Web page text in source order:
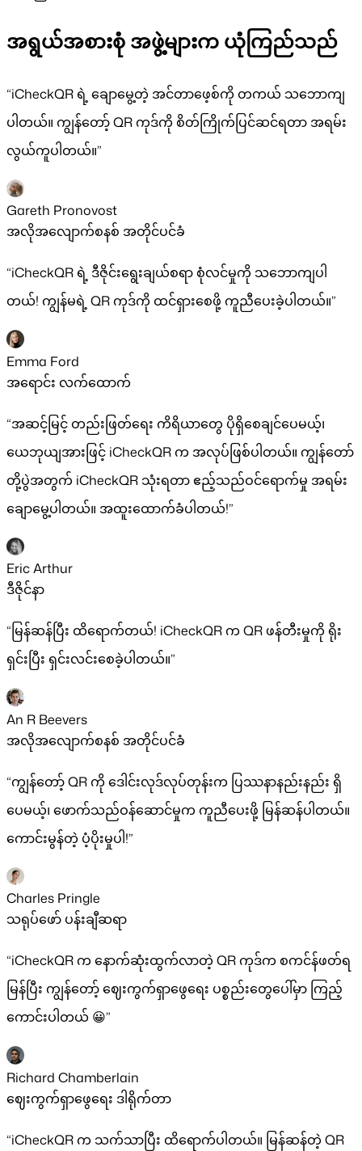
အရွယ်အစားစုံ အဖွဲ့များက ယုံကြည်သည်
“iCheckQR ရဲ့ ချောမွေ့တဲ့ အင်တာဖေ့စ်ကို တကယ် သဘောကျ
ပါတယ်။ ကျွန်တော့် QR ကုဒ်ကို စိတ်ကြိုက်ပြင်ဆင်ရတာ အရမ်း
လွယ်ကူပါတယ်။”
Gareth Pronovost
အလိုအလျောက်စနစ် အတိုင်ပင်ခံ
“iCheckQR ရဲ့ ဒီဇိုင်းရွေးချယ်စရာ စုံလင်မှုကို သဘောကျပါ
တယ်! ကျွန်မရဲ့ QR ကုဒ်ကို ထင်ရှားစေဖို့ ကူညီပေးခဲ့ပါတယ်။”
Emma Ford
အရောင်း လက်ထောက်
“အဆင့်မြင့် တည်းဖြတ်ရေး ကိရိယာတွေ ပိုရှိစေချင်ပေမယ့်၊
ယေဘုယျအားဖြင့် iCheckQR က အလုပ်ဖြစ်ပါတယ်။ ကျွန်တော်
တို့ပွဲအတွက် iCheckQR သုံးရတာ ဧည့်သည်ဝင်ရောက်မှု အရမ်း
ချောမွေ့ပါတယ်။ အထူးထောက်ခံပါတယ်!”
Eric Arthur
ဒီဇိုင်နာ
“မြန်ဆန်ပြီး ထိရောက်တယ်! iCheckQR က QR ဖန်တီးမှုကို ရိုး
ရှင်းပြီး ရှင်းလင်းစေခဲ့ပါတယ်။”
An R Beevers
အလိုအလျောက်စနစ် အတိုင်ပင်ခံ
“ကျွန်တော့် QR ကို ဒေါင်းလုဒ်လုပ်တုန်းက ပြဿနာနည်းနည်း ရှိ
ပေမယ့်၊ ဖောက်သည်ဝန်ဆောင်မှုက ကူညီပေးဖို့ မြန်ဆန်ပါတယ်။
ကောင်းမွန်တဲ့ ပံ့ပိုးမှုပါ!”
Charles Pringle
သရုပ်ဖော် ပန်းချီဆရာ
“iCheckQR က နောက်ဆုံးထွက်လာတဲ့ QR ကုဒ်က စကင်န်ဖတ်ရ
မြန်ပြီး ကျွန်တော့် ဈေးကွက်ရှာဖွေရေး ပစ္စည်းတွေပေါ်မှာ ကြည့်
ကောင်းပါတယ် 😀”
Richard Chamberlain
ဈေးကွက်ရှာဖွေရေး ဒါရိုက်တာ
“iCheckQR က သက်သာပြီး ထိရောက်ပါတယ်။ မြန်ဆန်တဲ့ QR